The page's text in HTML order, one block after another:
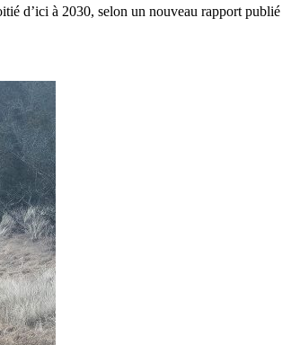
d’ici à 2030, selon un nouveau rapport publié